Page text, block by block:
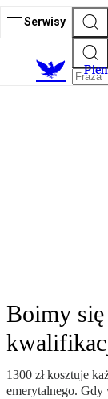
Serwisy
P
Boimy
1300 zł kosztuje
emerytalnego. Gdy